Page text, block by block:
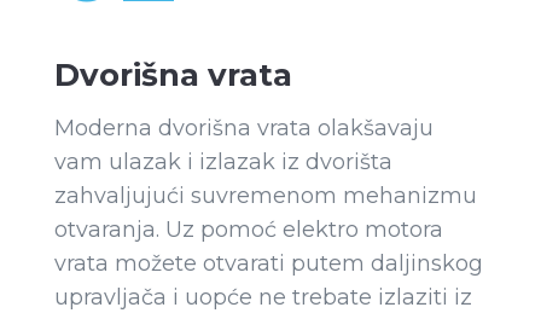
Dvorišna vrata
Moderna dvorišna vrata olakšavaju
vam ulazak i izlazak iz dvorišta
zahvaljujući suvremenom mehanizmu
otvaranja. Uz pomoć elektro motora
vrata možete otvarati putem daljinskog
upravljača i uopće ne trebate izlaziti iz